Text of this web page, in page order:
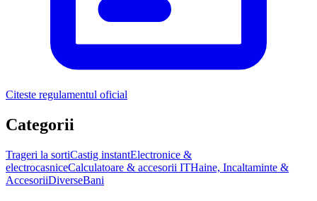
Citeste regulamentul oficial
Categorii
Trageri la sortiCastig instantElectronice &
electrocasniceCalculatoare & accesorii ITHaine, Incaltaminte &
AccesoriiDiverseBani